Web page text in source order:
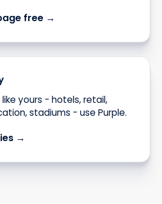
free →
yours - hotels, retail,
stadiums - use Purple.
→